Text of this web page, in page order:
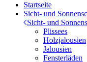
Startseite
Sicht- und
Sicht- und
Plissees
Holzjalousien
Jalousien
Fensterläden